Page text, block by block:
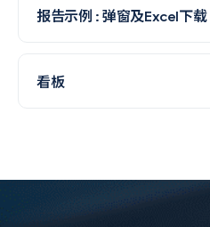
报告示例 : 弹窗及Excel下载
看板